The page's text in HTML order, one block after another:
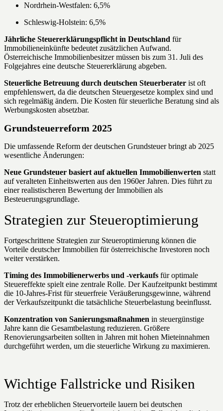
Nordrhein-Westfalen: 6,5%
Schleswig-Holstein: 6,5%
Jährliche Steuererklärungspflicht in Deutschland für
Immobilieneinkünfte bedeutet zusätzlichen Aufwand.
Österreichische Immobilienbesitzer müssen bis zum 31. Juli des
Folgejahres eine deutsche Steuererklärung abgeben.
Steuerliche Betreuung durch deutschen Steuerberater ist oft
empfehlenswert, da die deutschen Steuergesetze komplex sind und
sich regelmäßig ändern. Die Kosten für steuerliche Beratung sind als
Werbungskosten absetzbar.
Grundsteuerreform 2025
Die umfassende Reform der deutschen Grundsteuer bringt ab 2025
wesentliche Änderungen:
Neue Grundsteuer basiert auf aktuellen Immobilienwerten statt
auf veralteten Einheitswerten aus den 1960er Jahren. Dies führt zu
einer realistischeren Bewertung der Immobilien als
Besteuerungsgrundlage.
Strategien zur Steueroptimierung
Fortgeschrittene Strategien zur Steueroptimierung können die
Vorteile deutscher Immobilien für österreichische Investoren noch
weiter verstärken.
Timing des Immobilienerwerbs und -verkaufs für optimale
Steuereffekte spielt eine zentrale Rolle. Der Kaufzeitpunkt bestimmt
die 10-Jahres-Frist für steuerfreie Veräußerungsgewinne, während
der Verkaufszeitpunkt die tatsächliche Steuerbelastung beeinflusst.
Konzentration von Sanierungsmaßnahmen in steuergünstige
Jahre kann die Gesamtbelastung reduzieren. Größere
Renovierungsarbeiten sollten in Jahren mit hohen Mieteinnahmen
durchgeführt werden, um die steuerliche Wirkung zu maximieren.
Wichtige Fallstricke und Risiken
Trotz der erheblichen Steuervorteile lauern bei deutschen